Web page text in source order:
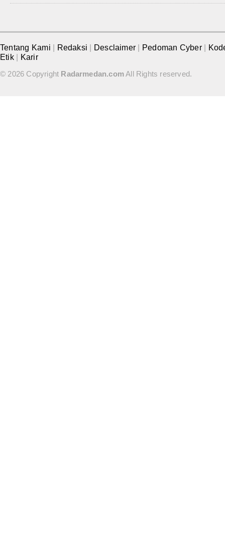
Tentang Kami Redaksi Desclaimer Pedoman Cyber
Etik
Karir
© 2026 Copyright Radarmedan.comAll Rights reserved.